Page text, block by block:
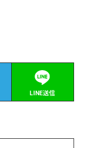
LINE送信